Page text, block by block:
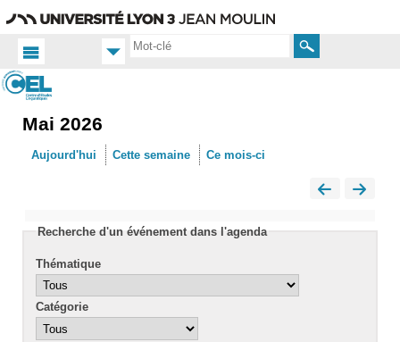
Rechercher
Accueil
Mai 2026
Aujourd'hui Cette semaine Ce mois-ci
Recherche d'un événement dans l'agenda
Thématique
Catégorie